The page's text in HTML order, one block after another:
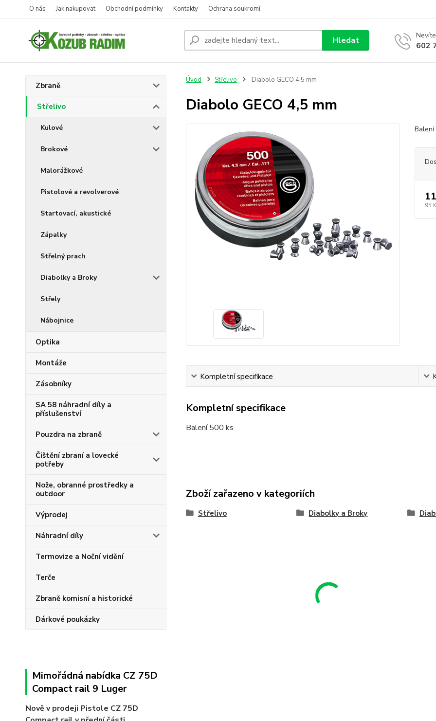
O nás Jak nakupovat Obchodní podmínky Kontakty Ochrana soukromí
Hledat
602
Zbraně
Střelivo
Kulové
Brokové
Malorážkové
Pistolové a revolverové
Startovací, akustické
Zápalky
Střelný prach
Diabolky a Broky
Střely
Nábojnice
Optika
Montáže
Zásobníky
SA 58 náhradní díly a
příslušenství
Pouzdra na zbraně
Čištění zbraní a lovecké
potřeby
Nože, obranné prostředky a
outdoor
Výprodej
Náhradní díly
Termovize a Noční vidění
Terče
Zbraně komisní a historické
Dárkové poukázky
Mimořádná nabídka CZ 75D
Compact rail 9 Luger
Nově v prodeji Pistole CZ 75D
Úvod Střelivo Diabolo GECO 4,5 mm
Diabolo GECO 4,5 mm
Balení
95
Kompletní specifikace
Kompletní specifikace
Balení 500 ks
Zboží zařazeno v kategoriích
Střelivo Diabolky a Broky